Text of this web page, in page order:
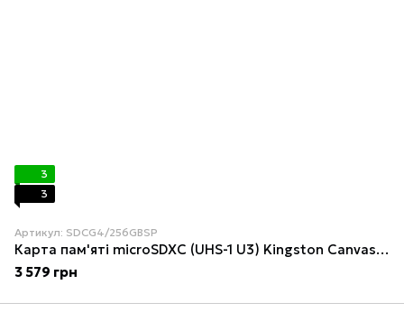
3
3
Артикул: SDCG4/256GBSP
Карта пам'яті microSDXC (UHS-1 U3) Kingston Canvas Go! Plus 256Gb class 10 A2 V30 (R200MB/s, W-160MB/s)
3 579 грн